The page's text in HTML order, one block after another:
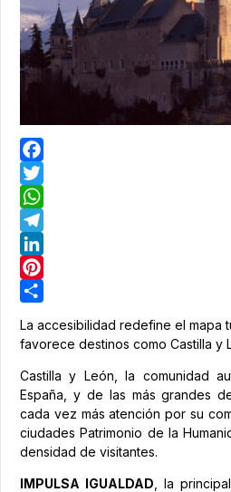
Facebook
Twitter
WhatsApp
Telegram
LinkedIn
Pinterest
La accesibilidad redefine el mapa
favorece destinos como Castilla y
Castilla y León, la comunidad
España, y de las más grandes
cada vez más atención por su
ciudades Patrimonio de la
densidad de visitantes.
IMPULSA IGUALDAD , la